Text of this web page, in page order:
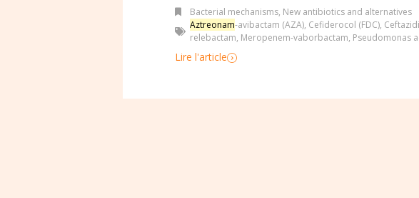
Bacterial mechanisms, New antibiotics and alternatives
Aztreonam-avibactam (AZA), Cefiderocol (FDC),
relebactam, Meropenem-vaborbactam, Pseudomonas
Lire l'article